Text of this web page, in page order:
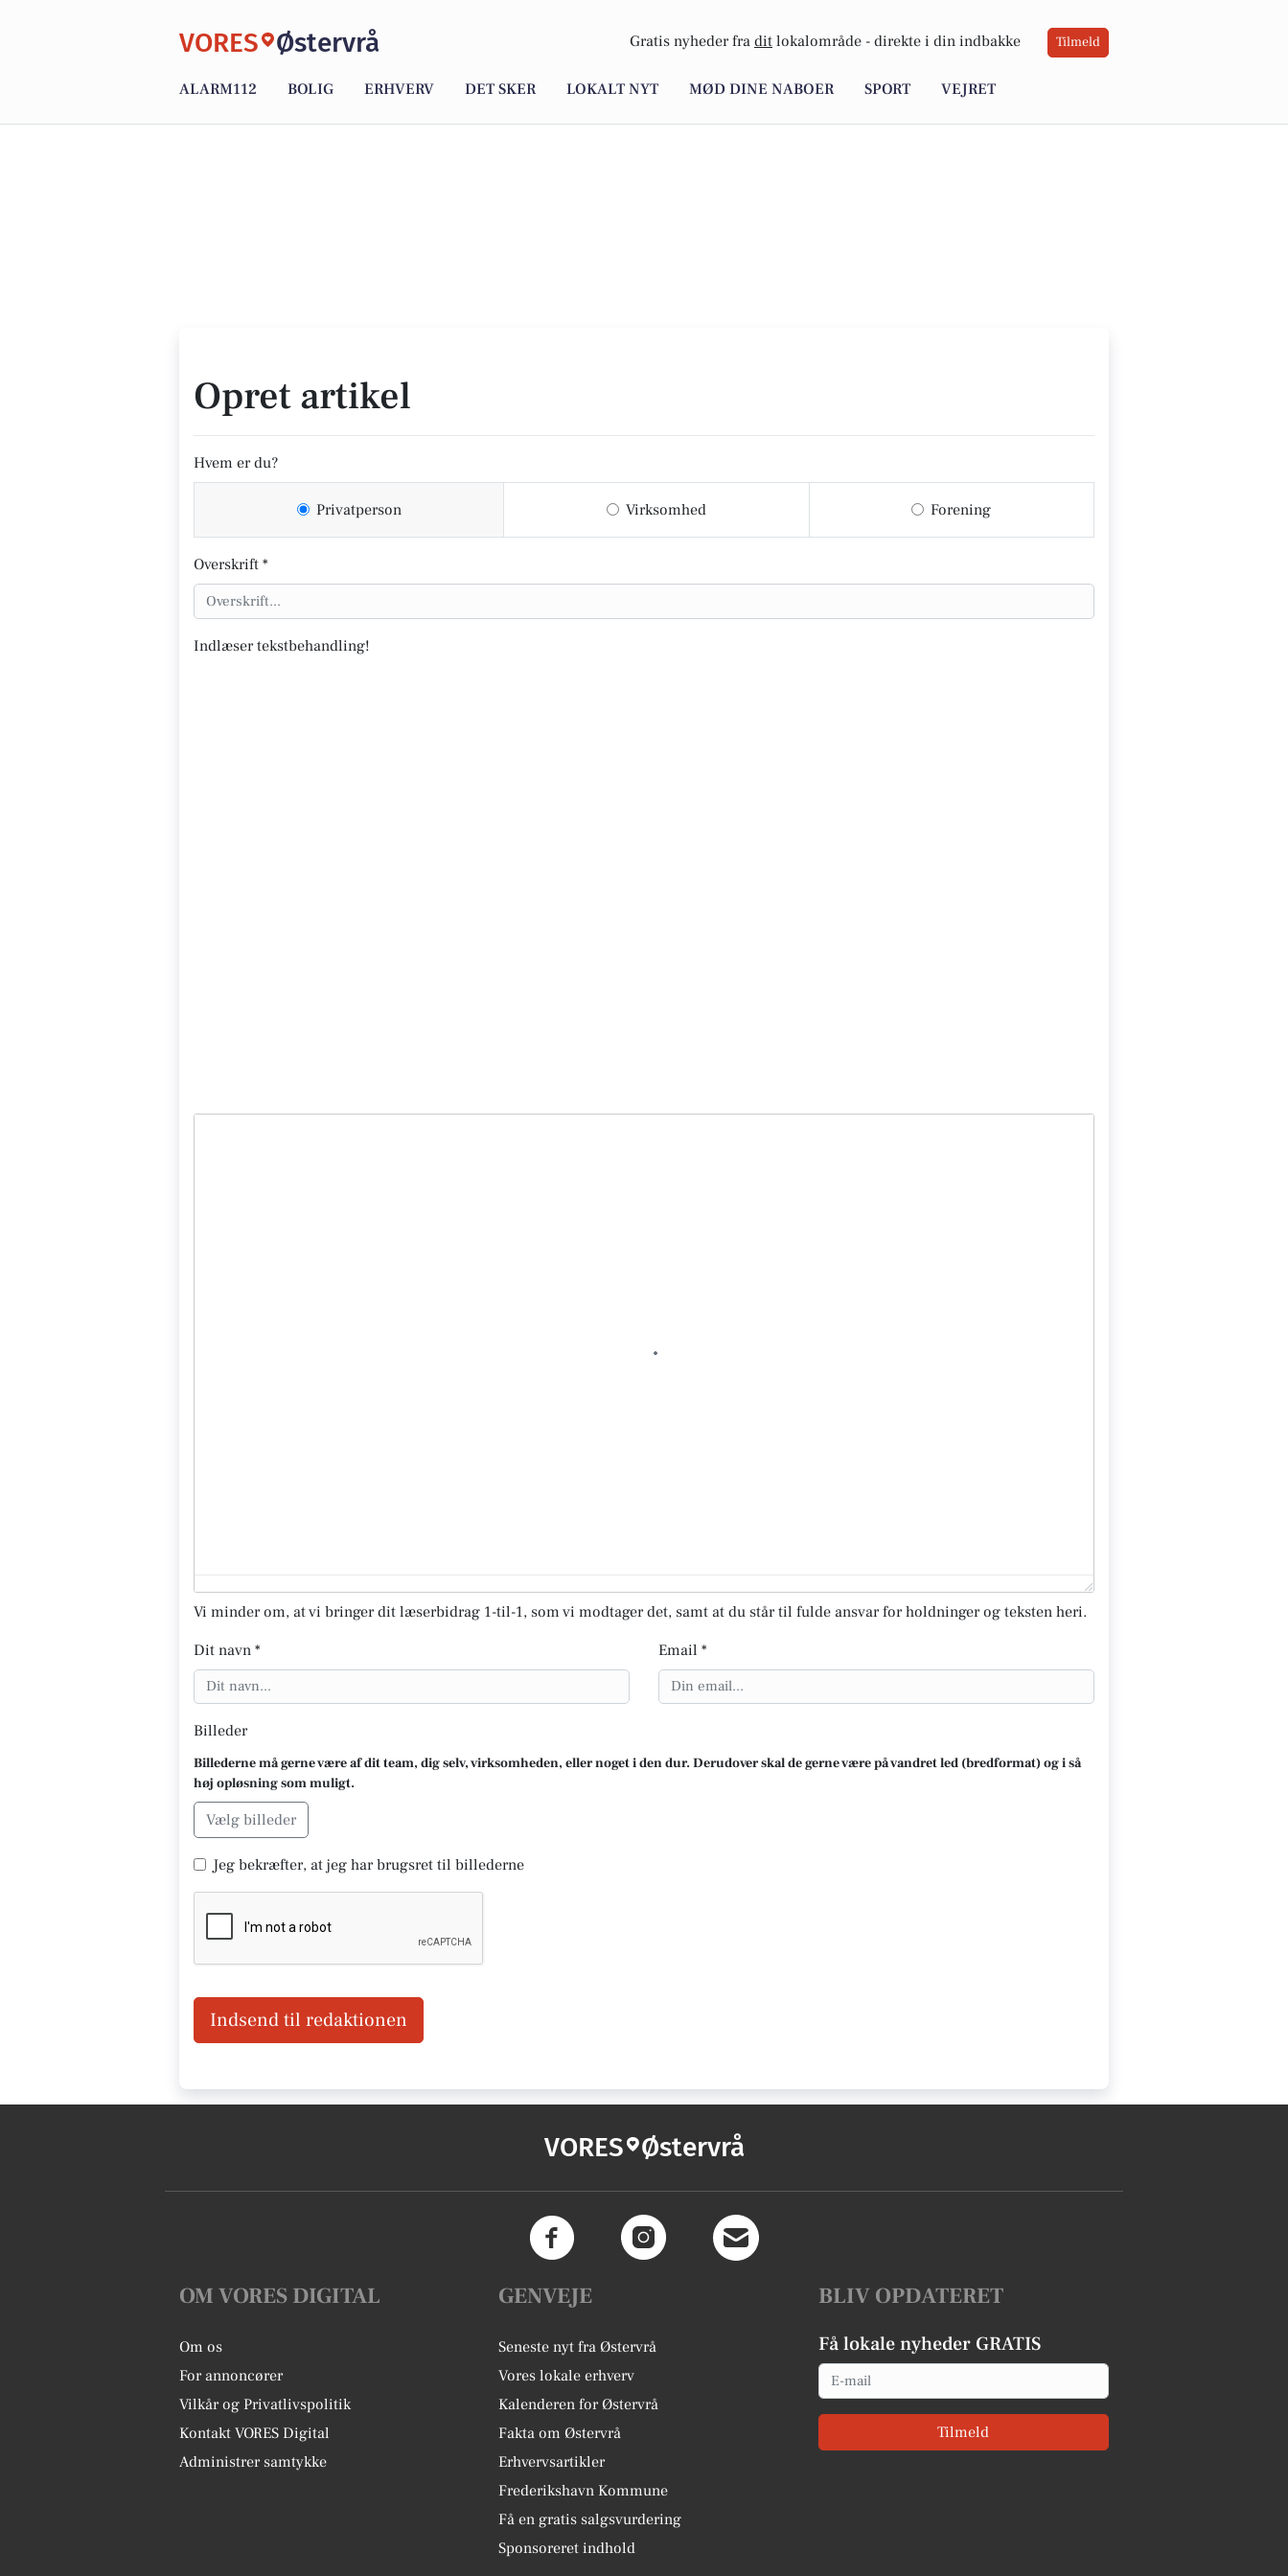
VORES Østervrå Gratis nyheder fra dit lokalområde - direkte i din indbakke Tilmeld
ALARM112 BOLIG ERHVERV DET SKER LOKALT NYT MØD DINE NABOER SPORT VEJRET
Opret artikel
Hvem er du?
Privatperson Virksomhed Forening
Overskrift *
Indlæser tekstbehandling!
Vi minder om, at vi bringer dit læserbidrag 1-til-1, som vi modtager det, samt at du står til fulde ansvar for holdninger og teksten heri.
Dit navn *
Email *
Billeder
Billederne må gerne være af dit team, dig selv, virksomheden, eller noget i den dur. Derudover skal de gerne være på vandret led (bredformat) og i så
høj opløsning som muligt.
Vælg billeder
Jeg bekræfter, at jeg har brugsret til billederne
Indsend til redaktionen
VORES Østervrå
OM VORES DIGITAL
Om os
For annoncører
Vilkår og Privatlivspolitik
Kontakt VORES Digital
Administrer samtykke
GENVEJE
Seneste nyt fra Østervrå
Vores lokale erhverv
Kalenderen for Østervrå
Fakta om Østervrå
Erhvervsartikler
Frederikshavn Kommune
Få en gratis salgsvurdering
Sponsoreret indhold
BLIV OPDATERET
Få lokale nyheder GRATIS
Email
Tilmeld